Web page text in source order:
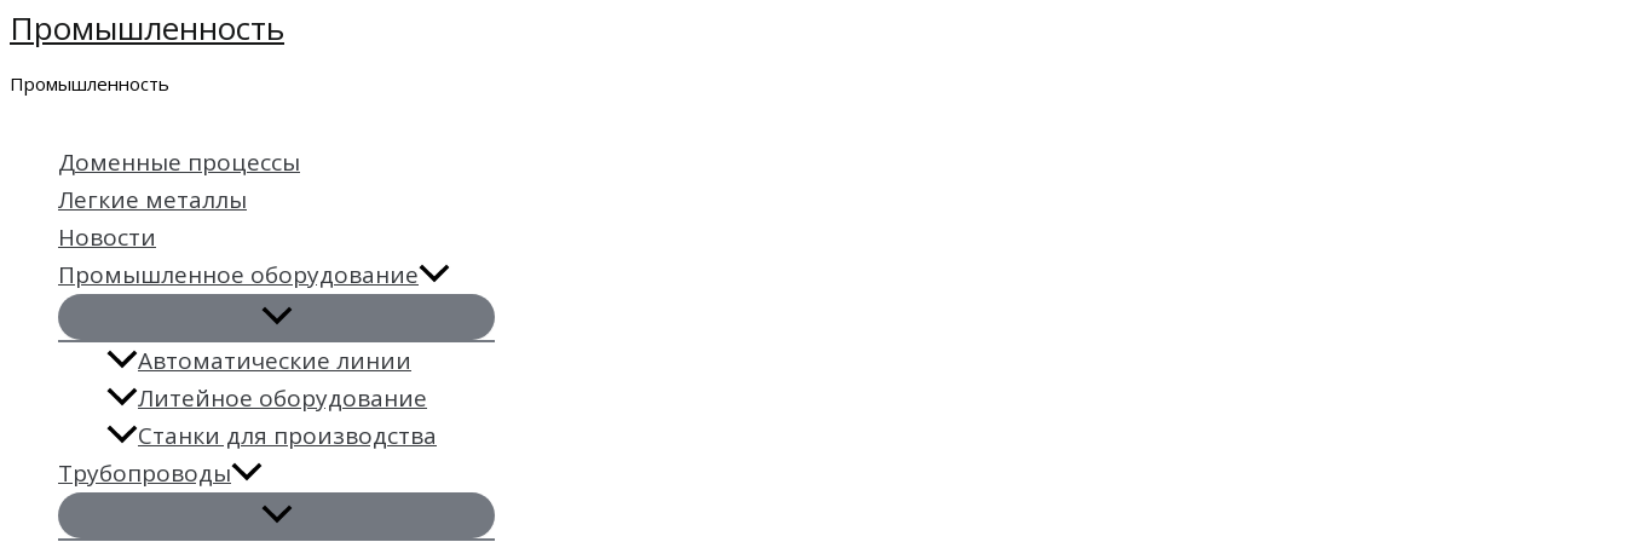
Перейти
содержимому
Промышленность
Промышленность
Доменные процессы
Легкие металлы
Новости
Промышленное оборудование
Автоматические линии
Литейное оборудование
Станки для производства
Трубопроводы